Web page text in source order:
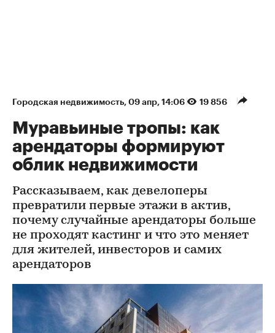
Городская недвижимость 09 апр, 14:06 19 856
Муравьиные тропы: как
арендаторы формируют
облик недвижимости
Рассказываем, как девелоперы
превратили первые этажи в актив,
почему случайные арендаторы больше
не проходят кастинг и что это меняет
для жителей, инвесторов и самих
арендаторов